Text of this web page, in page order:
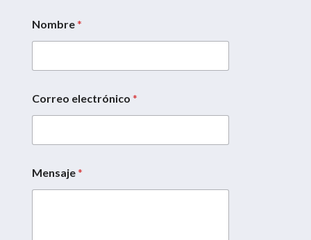
Nombre*
C
o
r
o
Correo electrónico *
Mensaje*